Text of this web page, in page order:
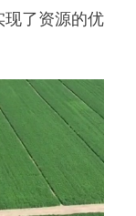
现了资源的优